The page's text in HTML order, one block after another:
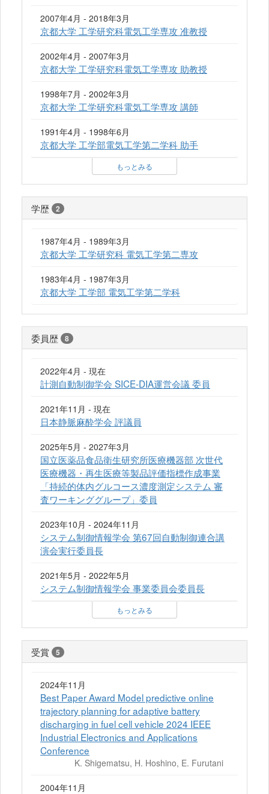
2007年4月 - 2018年3月
京都大学 工学研究科電気工学専攻 准教授
2002年4月 - 2007年3月
京都大学 工学研究科電気工学専攻 助教授
1998年7月 - 2002年3月
京都大学 工学研究科電気工学専攻 講師
1991年4月 - 1998年6月
京都大学 工学部電気工学第二学科 助手
もっとみる
学歴 2
1987年4月 - 1989年3月
京都大学 工学研究科 電気工学第二専攻
1983年4月 - 1987年3月
京都大学 工学部 電気工学第二学科
委員歴 8
2022年4月 - 現在
計測自動制御学会 SICE-DIA運営会議 委員
2021年11月 - 現在
日本静脈麻酔学会 評議員
2025年5月 - 2027年3月
国立医薬品食品衛生研究所医療機器部 次世代
医療機器・再生医療等製品評価指標作成事業
「持続的体内グルコース濃度測定システム 審
査ワーキンググループ」委員
2023年10月 - 2024年11月
システム制御情報学会 第67回自動制御連合講
演会実行委員長
2021年5月 - 2022年5月
システム制御情報学会 事業委員会委員長
もっとみる
受賞 5
2024年11月
Best Paper Award Model predictive online
trajectory planning for adaptive battery
discharging in fuel cell vehicle 2024 IEEE
Industrial Electronics and Applications
Conference
K. Shigematsu, H. Hoshino, E. Furutani
2004年11月